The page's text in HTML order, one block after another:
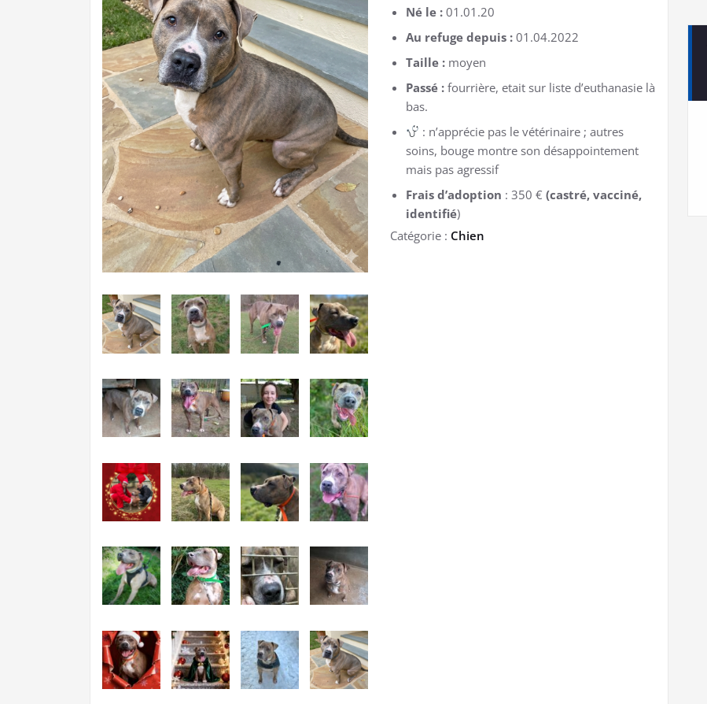
Né le :01.01.20
Au refuge depuis : 01.04.2022
Taille : moyen
Passé : fourrière, etait sur liste d’euthanasie là
bas.
: n’apprécie pas le vétérinaire ; autres
soins, bouge montre son désappointement
mais pas agressif
Frais d’adoption : 350 € (castré, vacciné,
identifié)
Catégorie : Chien